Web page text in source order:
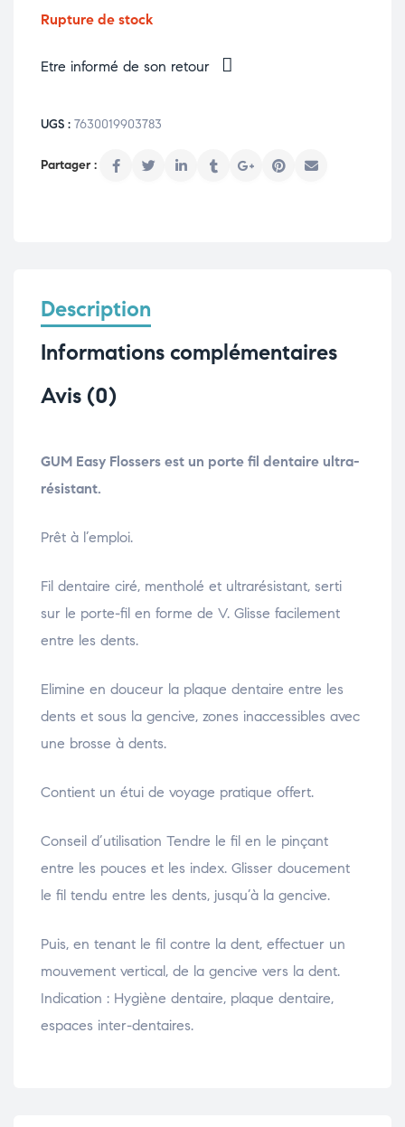
Rupture de stock
Etre informé de son retour
UGS : 7630019903783
Description
Informations complémentaires
Avis (0)
GUM Easy Flossers est un porte fil dentaire ultra-
résistant.
Prêt à l’emploi.
Fil dentaire ciré, mentholé et ultrarésistant, serti
sur le porte-fil en forme de V. Glisse facilement
entre les dents.
Elimine en douceur la plaque dentaire entre les
dents et sous la gencive, zones inaccessibles avec
une brosse à dents.
Contient un étui de voyage pratique offert.
Conseil d’utilisation Tendre le fil en le pinçant
entre les pouces et les index. Glisser doucement
le fil tendu entre les dents, jusqu’à la gencive.
Puis, en tenant le fil contre la dent, effectuer un
mouvement vertical, de la gencive vers la dent.
Indication : Hygiène dentaire, plaque dentaire,
espaces inter-dentaires.